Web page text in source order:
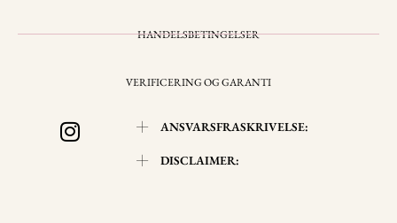
HANDELSBETINGELSER
VERIFICERING OG GARANTI
I
n
ANSVARSFRASKRIVELSE:
DISCLAIMER: